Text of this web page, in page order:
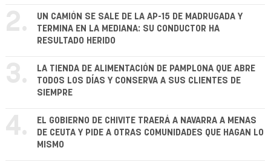
2.
UN CAMIÓN SE SALE DE LA AP-15 DE MADRUGADA Y
TERMINA EN LA MEDIANA: SU CONDUCTOR HA
RESULTADO HERIDO
3.
LA TIENDA DE ALIMENTACIÓN DE PAMPLONA QUE ABRE
TODOS LOS DÍAS Y CONSERVA A SUS CLIENTES DE
SIEMPRE
4.
EL GOBIERNO DE CHIVITE TRAERÁ A NAVARRA A MENAS
DE CEUTA Y PIDE A OTRAS COMUNIDADES QUE HAGAN LO
MISMO